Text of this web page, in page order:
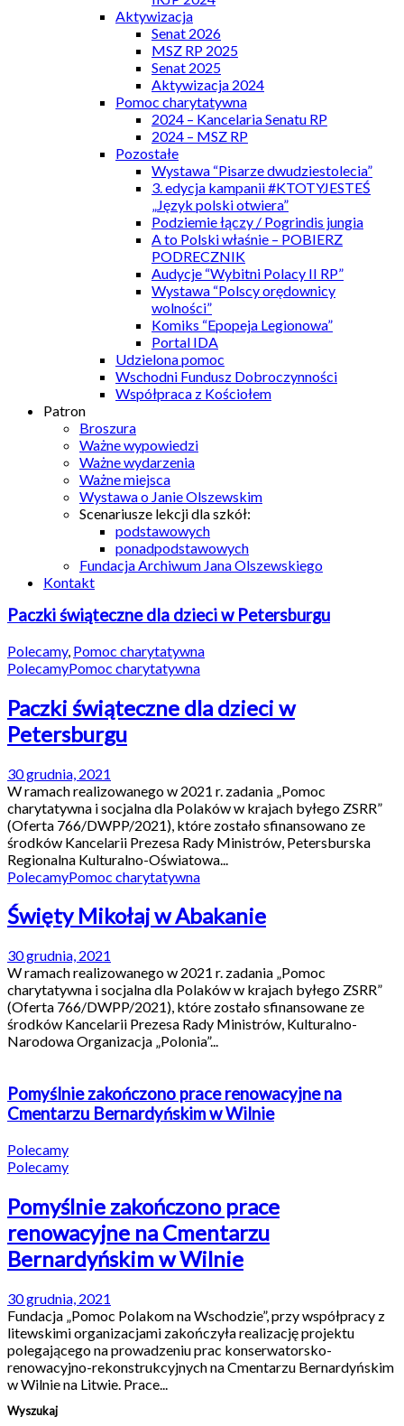
Aktywizacja
Senat 2026
MSZ RP 2025
Senat 2025
Aktywizacja 2024
Pomoc charytatywna
2024 – Kancelaria Senatu RP
2024 – MSZ RP
Pozostałe
Wystawa “Pisarze dwudziestolecia”
3. edycja kampanii #KTOTYJESTEŚ
„Język polski otwiera”
Podziemie łączy / Pogrindis jungia
A to Polski właśnie – POBIERZ
PODRECZNIK
Audycje “Wybitni Polacy II RP”
Wystawa “Polscy orędownicy
wolności”
Komiks “Epopeja Legionowa”
Portal IDA
Udzielona pomoc
Wschodni Fundusz Dobroczynności
Współpraca z Kościołem
Patron
Broszura
Ważne wypowiedzi
Ważne wydarzenia
Ważne miejsca
Wystawa o Janie Olszewskim
Scenariusze lekcji dla szkół:
podstawowych
ponadpodstawowych
Fundacja Archiwum Jana Olszewskiego
Kontakt
Paczki świąteczne dla dzieci w Petersburgu
Polecamy, Pomoc charytatywna
PolecamyPomoc charytatywna
Paczki świąteczne dla dzieci w
Petersburgu
30 grudnia, 2021
W ramach realizowanego w 2021 r. zadania „Pomoc
charytatywna i socjalna dla Polaków w krajach byłego ZSRR”
(Oferta 766/DWPP/2021), które zostało sfinansowano ze
środków Kancelarii Prezesa Rady Ministrów, Petersburska
Regionalna Kulturalno-Oświatowa...
PolecamyPomoc charytatywna
Święty Mikołaj w Abakanie
30 grudnia, 2021
W ramach realizowanego w 2021 r. zadania „Pomoc
charytatywna i socjalna dla Polaków w krajach byłego ZSRR”
(Oferta 766/DWPP/2021), które zostało sfinansowane ze
środków Kancelarii Prezesa Rady Ministrów, Kulturalno-
Narodowa Organizacja „Polonia”...
Pomyślnie zakończono prace renowacyjne na
Cmentarzu Bernardyńskim w Wilnie
Polecamy
Polecamy
Pomyślnie zakończono prace
renowacyjne na Cmentarzu
Bernardyńskim w Wilnie
30 grudnia, 2021
Fundacja „Pomoc Polakom na Wschodzie”, przy współpracy z
litewskimi organizacjami zakończyła realizację projektu
polegającego na prowadzeniu prac konserwatorsko-
renowacyjno-rekonstrukcyjnych na Cmentarzu Bernardyńskim
w Wilnie na Litwie. Prace...
Wyszukaj